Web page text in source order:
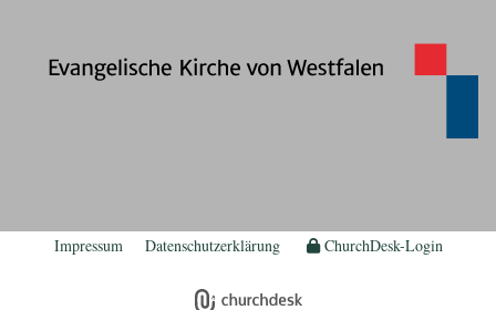
Impressum Datenschutzerklärung ChurchDesk-Login